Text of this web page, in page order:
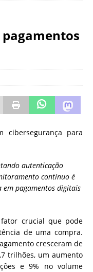
cibersegurança para
autenticação
contínuo é
pagamentos digitais
crucial que pode
de uma compra.
cresceram de
trilhões, um aumento
e 9% no volume